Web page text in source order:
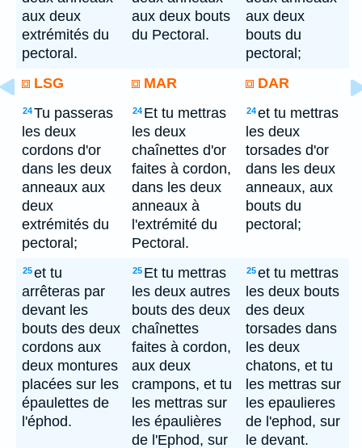
aux deux
extrémités du
pectoral.
aux deux bouts
du Pectoral.
aux deux
bouts du
pectoral;
LSG
MAR DAR
24Tu passeras
les deux
cordons d'or
dans les deux
anneaux aux
deux
extrémités du
pectoral;
24 Et tu mettras
les deux
chaînettes d'or
faites à cordon,
dans les deux
anneaux à
l'extrémité du
Pectoral.
24et tu mettras
les deux
torsades d'or
dans les deux
anneaux, aux
bouts du
pectoral;
25et tu
arrêteras par
devant les
bouts des deux
cordons aux
deux montures
placées sur les
épaulettes de
l'éphod.
25 Et tu mettras
les deux autres
bouts des deux
chaînettes
faites à cordon,
aux deux
crampons, et tu
les mettras sur
les épaulières
de l'Ephod, sur
25et tu mettras
les deux bouts
des deux
torsades dans
les deux
chatons, et tu
les mettras sur
les epaulieres
de l'ephod, sur
le devant.